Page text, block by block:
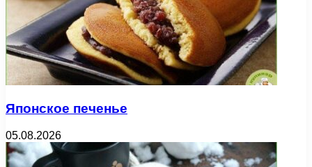
Японское печенье
05.08.2026